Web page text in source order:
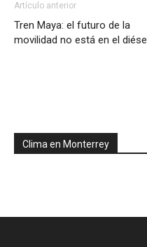
Artículo anterior
Tren Maya: el futuro de la
movilidad no está en el diésel
Clima en Monterrey